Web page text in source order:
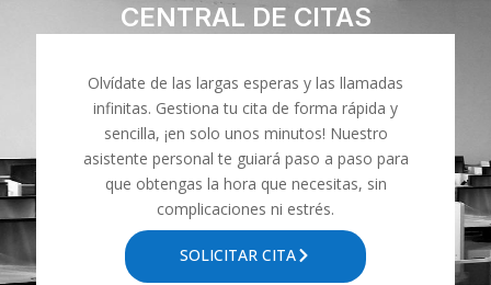
CENTRAL DE CITAS
Olvídate de las largas esperas y las llamadas
infinitas. Gestiona tu cita de forma rápida y
sencilla, ¡en solo unos minutos! Nuestro
asistente personal te guiará paso a paso para
que obtengas la hora que necesitas, sin
complicaciones ni estrés.
SOLICITAR CITA